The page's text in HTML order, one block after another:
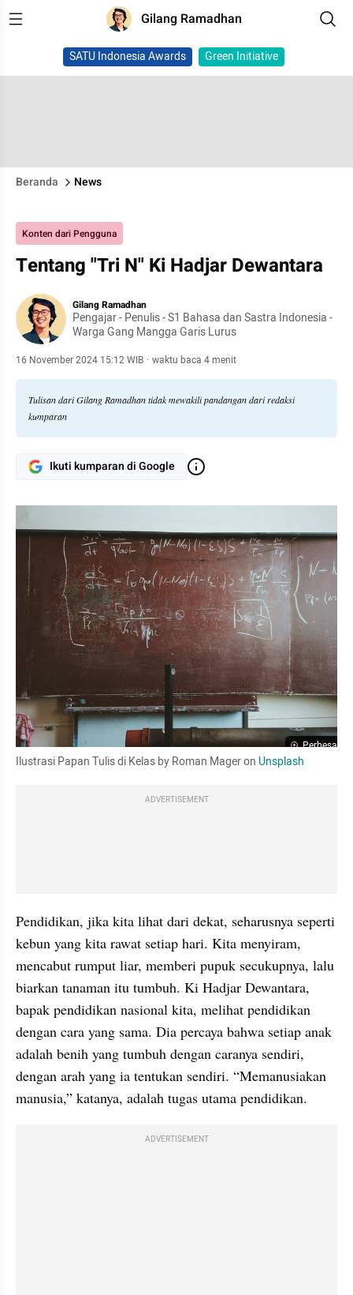
Gilang Ramadhan
SATU Indonesia Awards Green Initiative
Beranda News
Konten dari Pengguna
Tentang "Tri N" Ki Hadjar Dewantara
Gilang Ramadhan
Pengajar - Penulis - S1 Bahasa dan Sastra Indonesia -
Warga Gang Mangga Garis Lurus
16 November 2024 15:12 WIB · waktu baca 4 menit
Tulisan dari Gilang Ramadhan tidak mewakili pandangan dari redaksi
kumparan
Ikuti kumparan di Google
Perbesar
Ilustrasi Papan Tulis di Kelas by Roman Mager on Unsplash
ADVERTISEMENT
Pendidikan, jika kita lihat dari dekat, seharusnya seperti
kebun yang kita rawat setiap hari. Kita menyiram,
mencabut rumput liar, memberi pupuk secukupnya, lalu
biarkan tanaman itu tumbuh. Ki Hadjar Dewantara,
bapak pendidikan nasional kita, melihat pendidikan
dengan cara yang sama. Dia percaya bahwa setiap anak
adalah benih yang tumbuh dengan caranya sendiri,
dengan arah yang ia tentukan sendiri. “Memanusiakan
manusia,” katanya, adalah tugas utama pendidikan.
ADVERTISEMENT